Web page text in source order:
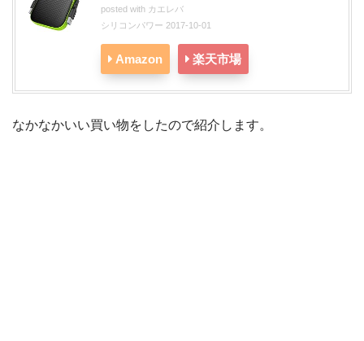
posted with カエレバ
シリコンパワー 2017-10-01
Amazon 楽天市場
なかなかいい買い物をしたので紹介します。